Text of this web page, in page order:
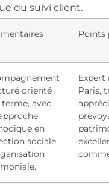
du suivi client.
Points
orienté
avec
en
sociale
Expert
Paris,